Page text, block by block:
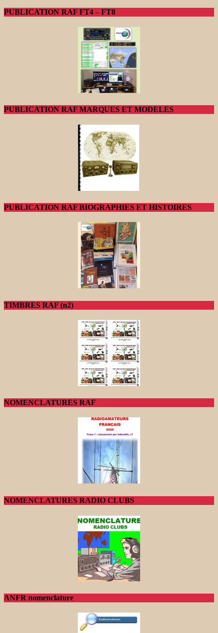
PUBLICATION RAF FT4 – FT8
PUBLICATION RAF MARQUES ET MODELES
PUBLICATION RAF BIOGRAPHIES ET HISTOIRES
TIMBRES RAF (n2)
NOMENCLATURES RAF
NOMENCLATURES RADIO CLUBS
ANFR nomenclature